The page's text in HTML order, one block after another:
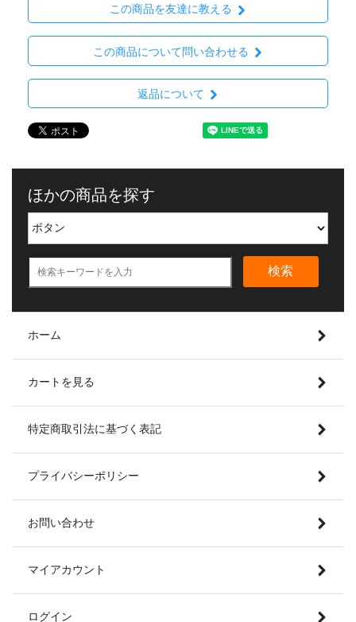
この商品を友達に教える
この商品について問い合わせる
返品について
ほかの商品を探す
検索
ホーム
カートを見る
特定商取引法に基づく表記
プライバシーポリシー
お問い合わせ
マイアカウント
ログイン